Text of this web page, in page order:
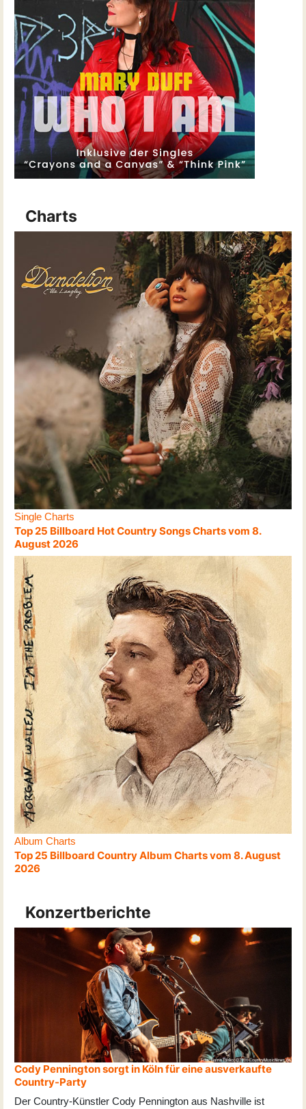
Charts
Single Charts
Top 25 Billboard Hot Country Songs Charts vom 8.
August 2026
Album Charts
Top 25 Billboard Country Album Charts vom 8. August
2026
Konzertberichte
Cody Pennington sorgt in Köln für eine ausverkaufte
Country-Party
Der Country-Künstler Cody Pennington aus Nashville ist